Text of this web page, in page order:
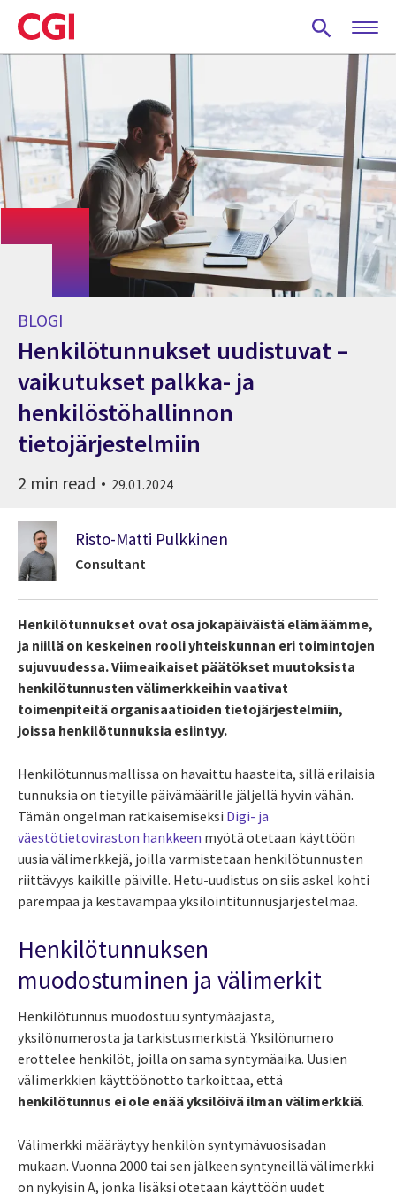
Skip
to
main
content
BLOGI
Henkilötunnukset uudistuvat –
vaikutukset palkka- ja
henkilöstöhallinnon
tietojärjestelmiin
2 min read 29.01.2024
Risto-Matti Pulkkinen
Consultant
Henkilötunnukset ovat osa jokapäiväistä elämäämme,
ja niillä on keskeinen rooli yhteiskunnan eri toimintojen
sujuvuudessa. Viimeaikaiset päätökset muutoksista
henkilötunnusten välimerkkeihin vaativat
toimenpiteitä organisaatioiden tietojärjestelmiin,
joissa henkilötunnuksia esiintyy.
Henkilötunnusmallissa on havaittu haasteita, sillä erilaisia
tunnuksia on tietyille päivämäärille jäljellä hyvin vähän.
Tämän ongelman ratkaisemiseksi Digi- ja
väestötietoviraston hankkeen myötä otetaan käyttöön
uusia välimerkkejä, joilla varmistetaan henkilötunnusten
riittävyys kaikille päiville. Hetu-uudistus on siis askel kohti
parempaa ja kestävämpää yksilöintitunnusjärjestelmää.
Henkilötunnuksen
muodostuminen ja välimerkit
Henkilötunnus muodostuu syntymäajasta,
yksilönumerosta ja tarkistusmerkistä. Yksilönumero
erottelee henkilöt, joilla on sama syntymäaika. Uusien
välimerkkien käyttöönotto tarkoittaa, että
henkilötunnus ei ole enää yksilöivä ilman välimerkkiä.
Välimerkki määräytyy henkilön syntymävuosisadan
mukaan. Vuonna 2000 tai sen jälkeen syntyneillä välimerkki
on nykyisin A, jonka lisäksi otetaan käyttöön uudet